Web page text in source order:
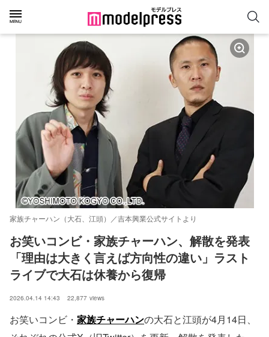
家族チャーハン（大石、江頭）／吉本興業公式サイトより
お笑いコンビ・家族チャーハン、解散を発表
「理由は大きく言えば方向性の違い」ラスト
ライブで大石は休養から復帰
2026.04.14 14:43 22,877 views
お笑いコンビ・ 家族チャーハンの大石と江頭が4月14日、